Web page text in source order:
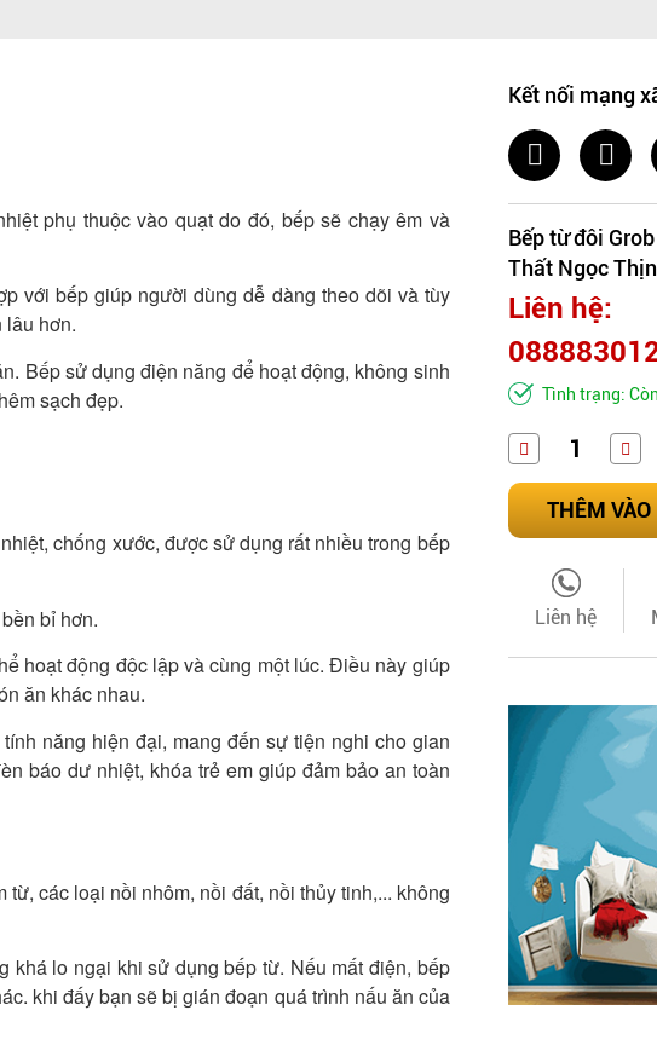
phụ thuộc vào quạt do đó, bếp sẽ chạy êm và
với bếp giúp người dùng dễ dàng theo dõi và tùy
lâu hơn.
Bếp sử dụng điện năng để hoạt động, không sinh
sạch đẹp.
chống xước, được sử dụng rất nhiều trong bếp
bỉ hơn.
hoạt động độc lập và cùng một lúc. Điều này giúp
ăn khác nhau.
năng hiện đại, mang đến sự tiện nghi cho gian
báo dư nhiệt, khóa trẻ em giúp đảm bảo an toàn
các loại nồi nhôm, nồi đất, nồi thủy tinh,... không
lo ngại khi sử dụng bếp từ. Nếu mất điện, bếp
khi đấy bạn sẽ bị gián đoạn quá trình nấu ăn của
Kết nối mạng
Bếp từ đôi
Thất Ngọc
Liên hệ:
Tình trạng:
THÊM VÀO
Liên hệ